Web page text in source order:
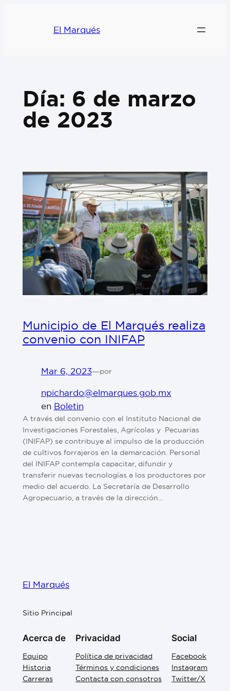
El Marqués
Día: 6 de marzo
de 2023
Municipio de El Marqués realiza
convenio con INIFAP
Mar 6, 2023—por
npichardo@elmarques.gob.mx
en Boletin
A través del convenio con el Instituto Nacional de
Investigaciones Forestales, Agrícolas y Pecuarias
(INIFAP) se contribuye al impulso de la producción
de cultivos forrajeros en la demarcación. Personal
del INIFAP contempla capacitar, difundir y
transferir nuevas tecnologías a los productores por
medio del acuerdo. La Secretaría de Desarrollo
Agropecuario, a través de la dirección…
El Marqués
Sitio Principal
Acerca de
Equipo
Historia
Carreras
Privacidad
Política de privacidad
Términos y condiciones
Contacta con consotros
Social
Facebook
Instagram
Twitter/X